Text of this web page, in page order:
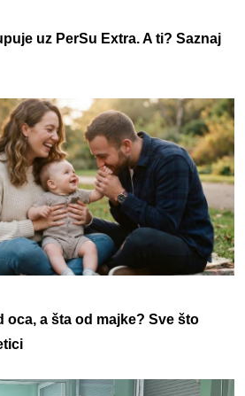
uz PerSu Extra. A ti? Saznaj
oca, a šta od majke? Sve što